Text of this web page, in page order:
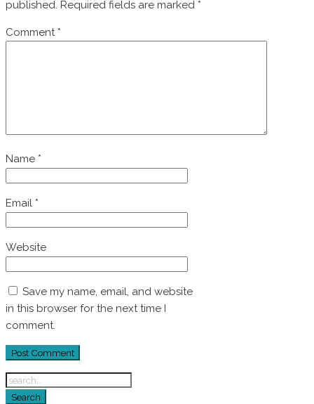
published. Required fields are marked *
Comment *
Name *
Email *
Website
Save my name, email, and website
in this browser for the next time I
comment.